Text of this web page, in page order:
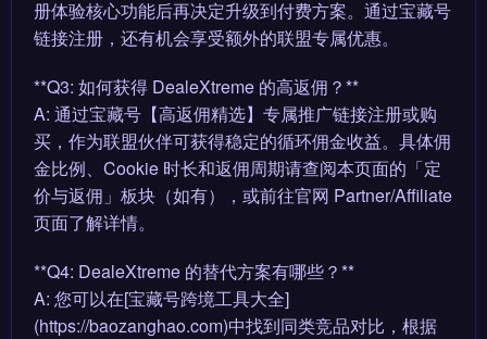
册体验核心功能后再决定升级到付费方案。通过宝藏号
链接注册，还有机会享受额外的联盟专属优惠。
**Q3: 如何获得 DealeXtreme 的高返佣？**
A: 通过宝藏号【高返佣精选】专属推广链接注册或购
买，作为联盟伙伴可获得稳定的循环佣金收益。具体佣
金比例、Cookie 时长和返佣周期请查阅本页面的「定
价与返佣」板块（如有），或前往官网 Partner/Affiliate
页面了解详情。
**Q4: DealeXtreme 的替代方案有哪些？**
A: 您可以在[宝藏号跨境工具大全]
(https://baozanghao.com)中找到同类竞品对比，根据